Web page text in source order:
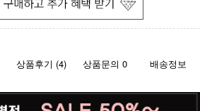
상품후기 (4) 상품문의 0 배송정보